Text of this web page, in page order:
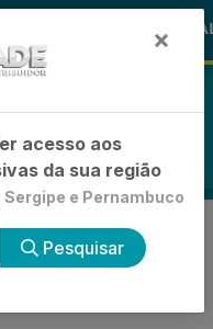
🪞
DE
×
acesso aos
da sua região
e Pernambuco
Pesquisar